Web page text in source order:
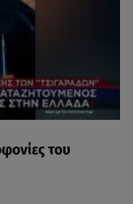
του